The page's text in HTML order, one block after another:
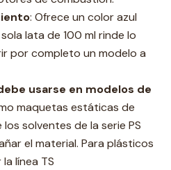
: Ofrece un color azul
lata de 100 ml rinde lo
por completo un modelo a
usarse en modelos de
maquetas estáticas de
solventes de la serie PS
el material. Para plásticos
línea TS